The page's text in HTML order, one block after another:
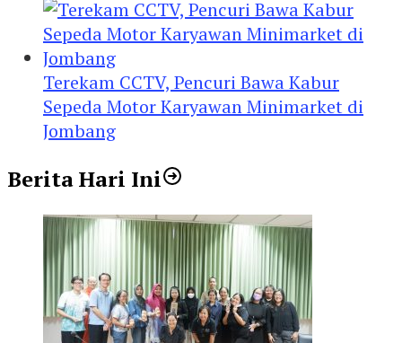
Terekam CCTV, Pencuri Bawa Kabur
Sepeda Motor Karyawan Minimarket di
Jombang
Berita Hari Ini